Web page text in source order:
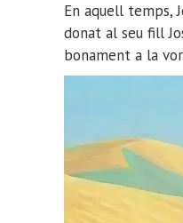
En aquell temps,
donat al seu fill
bonament a la